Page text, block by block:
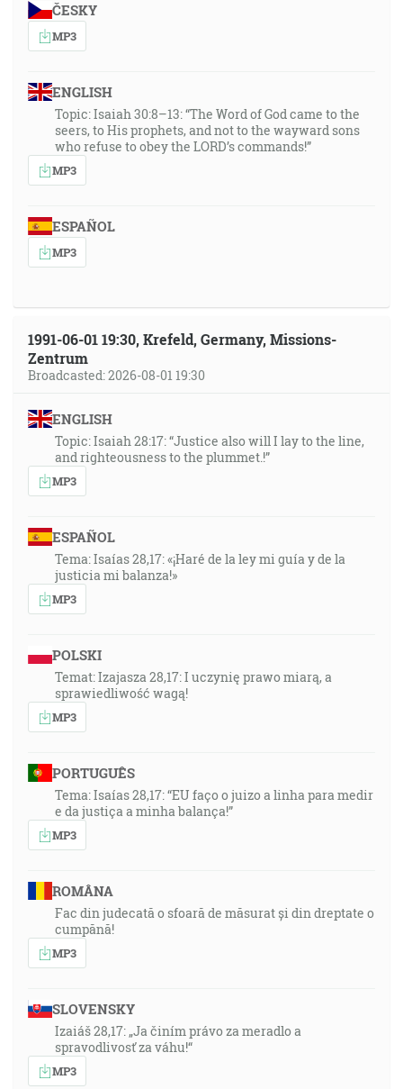
ČESKY
MP3
ENGLISH
Topic: Isaiah 30:8–13: “The Word of God came to the
seers, to His prophets, and not to the wayward sons
who refuse to obey the LORD’s commands!”
MP3
ESPAÑOL
MP3
1991-06-01 19:30, Krefeld, Germany, Missions-
Zentrum
Broadcasted: 2026-08-01 19:30
ENGLISH
Topic: Isaiah 28:17: “Justice also will I lay to the line,
and righteousness to the plummet.!”
MP3
ESPAÑOL
Tema: Isaías 28,17: «¡Haré de la ley mi guía y de la
justicia mi balanza!»
MP3
POLSKI
Temat: Izajasza 28,17: I uczynię prawo miarą, a
sprawiedliwość wagą!
MP3
PORTUGUÊS
Tema: Isaías 28,17: “EU faço o juizo a linha para medir
e da justiça a minha balança!”
MP3
ROMÂNA
Fac din judecată o sfoară de măsurat și din dreptate o
cumpănă!
MP3
SLOVENSKY
Izaiáš 28,17: „Ja činím právo za meradlo a
spravodlivosť za váhu!“
MP3